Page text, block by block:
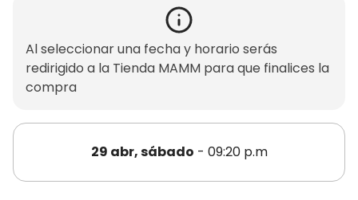
Al seleccionar una fecha y horario serás
redirigido a la Tienda MAMM para que finalices la
compra
29 abr, sábado - 09:20 p.m